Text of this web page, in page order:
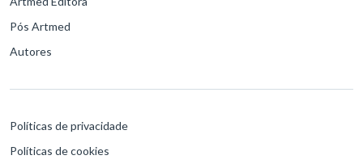
Pós Artmed
Autores
Políticas de privacidade
Políticas de cookies